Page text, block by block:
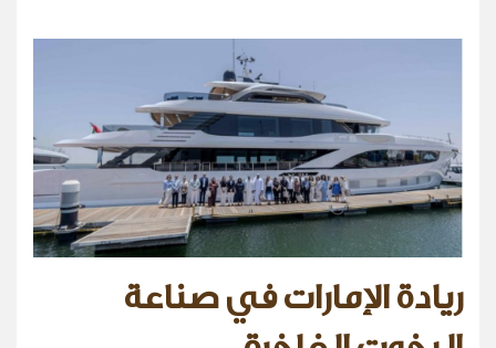
ريادة الإمارات في صناعة